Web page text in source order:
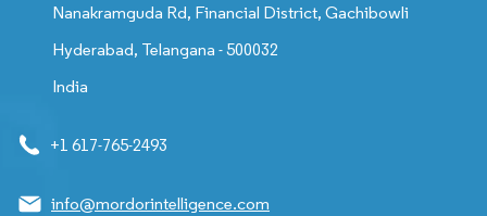
Nanakramguda Rd, Financial District, Gachibowli
Hyderabad, Telangana - 500032
India
+1 617-765-2493
info@mordorintelligence.com